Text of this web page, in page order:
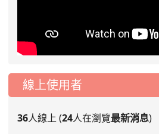
線上使用者
36人線上 (24人在瀏覽最新消息)